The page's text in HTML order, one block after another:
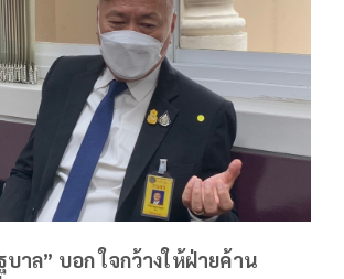
าล” บอก ใจกว้างให้ฝ่ายค้าน